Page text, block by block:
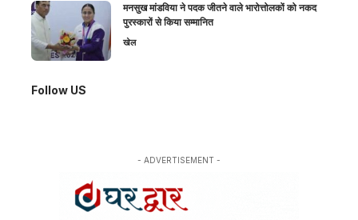
मनसुख मांडविया ने पदक जीतने वाले भारोत्तोलकों को नकद
पुरस्कारों से किया सम्मानित
खेल
Follow US
- ADVERTISEMENT -